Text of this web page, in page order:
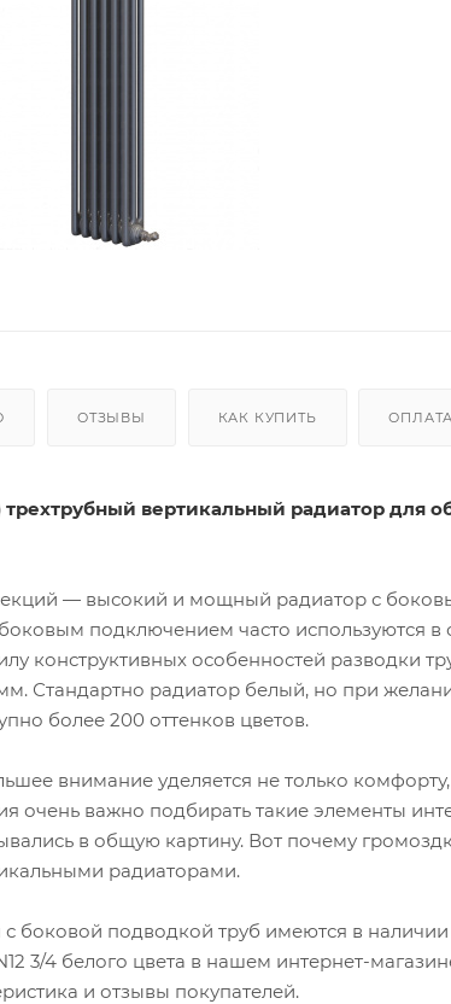
ОТЗЫВЫ КАК КУПИТЬ ОПЛАТА
трехтрубный вертикальный радиатор для
— высокий и мощный радиатор с
подключением часто используются в
конструктивных особенностей разводки
Стандартно радиатор белый, но при
более 200 оттенков цветов.
внимание уделяется не только
важно подбирать такие элементы
в общую картину. Вот почему
радиаторами.
боковой подводкой труб имеются в
3/4 белого цвета в нашем интернет-
и отзывы покупателей.